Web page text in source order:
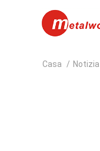
Casa / Notizia